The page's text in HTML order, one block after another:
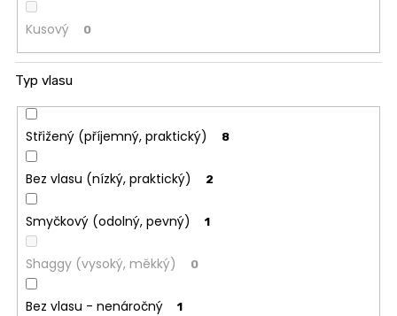
Kusový 0
Typ vlasu
Střižený (příjemný, praktický) 8
Bez vlasu (nízký, praktický) 2
Smyčkový (odolný, pevný) 1
Shaggy (vysoký, měkký) 0
Bez vlasu - nenáročný 1